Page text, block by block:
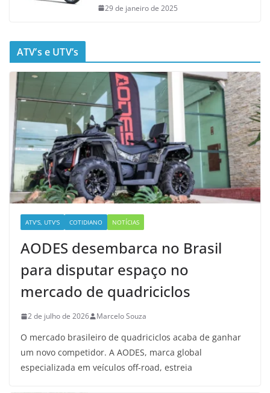
29 de janeiro de 2025
ATV’s e UTV’s
ATV'S, UTV'S COTIDIANO NOTÍCIAS
AODES desembarca no Brasil
para disputar espaço no
mercado de quadriciclos
2 de julho de 2026 Marcelo Souza
O mercado brasileiro de quadriciclos acaba de ganhar
um novo competidor. A AODES, marca global
especializada em veículos off-road, estreia